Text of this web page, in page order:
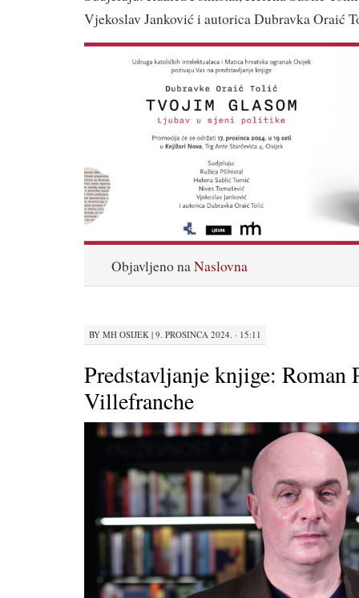
Vjekoslav Janković i autorica Dubravka Oraić
Objavljeno naNaslovna
BY MH OSIJEK | 9. PROSINCA 2024. · 15:11
Predstavljanje knjige: Roman
Villefranche